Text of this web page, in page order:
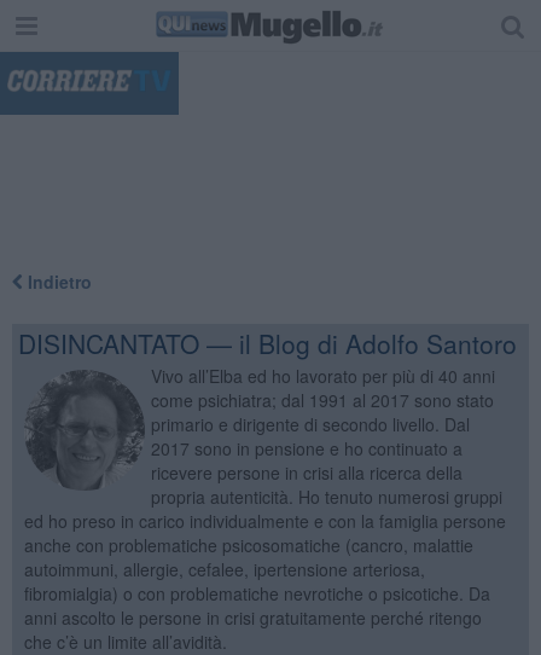
Indietro
DISINCANTATO — il Blog di Adolfo Santoro
Vivo all’Elba ed ho lavorato per più di 40 anni
come psichiatra; dal 1991 al 2017 sono stato
primario e dirigente di secondo livello. Dal
2017 sono in pensione e ho continuato a
ricevere persone in crisi alla ricerca della
propria autenticità. Ho tenuto numerosi gruppi
ed ho preso in carico individualmente e con la famiglia persone
anche con problematiche psicosomatiche (cancro, malattie
autoimmuni, allergie, cefalee, ipertensione arteriosa,
fibromialgia) o con problematiche nevrotiche o psicotiche. Da
anni ascolto le persone in crisi gratuitamente perché ritengo
che c’è un limite all’avidità.